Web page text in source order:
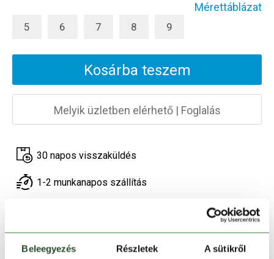
Beleegyezés Részletek A sütikről
TERMÉKLEÍRÁS
Mérettáblázat
5 6 7 8 9
Kosárba teszem
Melyik üzletben elérhető| Foglalás
30 napos visszaküldés
1-2 munkanapos szállítás